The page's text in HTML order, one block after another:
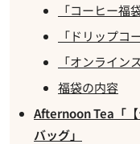
「コーヒー福
「ドリップコ
「オンライン
福袋の内容
Afternoon Tea「
バッグ」